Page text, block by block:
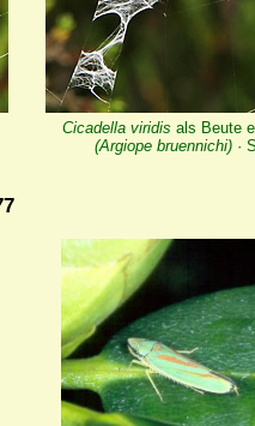
Cicadella viridis als Beute
(Argiope bruennichi)·